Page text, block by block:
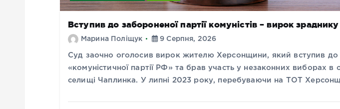
Вступив до забороненої партії комуністів – вирок
Марина Поліщук 9 Серпня, 2026
Суд заочно оголосив вирок жителю Херсонщини, який вступив до
«комуністичної партії РФ» та брав участь у незаконних виборах в
селищі Чаплинка. У липні 2023 року, перебуваючи на ТОТ